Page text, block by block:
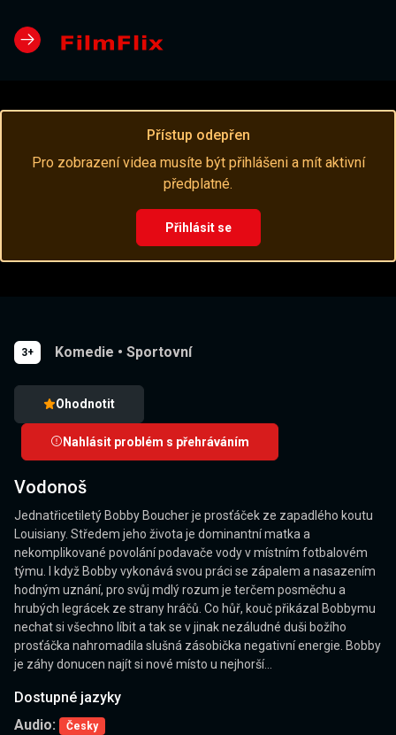
Přístup odepřen
Pro zobrazení videa musíte být přihlášeni a mít aktivní
předplatné.
Přihlásit se
3+ Komedie • Sportovní
Ohodnotit
Nahlásit problém s přehráváním
Vodonoš
Jednatřicetiletý Bobby Boucher je prosťáček ze zapadlého koutu
Louisiany. Středem jeho života je dominantní matka a
nekomplikované povolání podavače vody v místním fotbalovém
týmu. I když Bobby vykonává svou práci se zápalem a nasazením
hodným uznání, pro svůj mdlý rozum je terčem posměchu a
hrubých legrácek ze strany hráčů. Co hůř, kouč přikázal Bobbymu
nechat si všechno líbit a tak se v jinak nezáludné duši božího
prosťáčka nahromadila slušná zásobička negativní energie. Bobby
je záhy donucen najít si nové místo u nejhorší…
Dostupné jazyky
Audio:
Česky